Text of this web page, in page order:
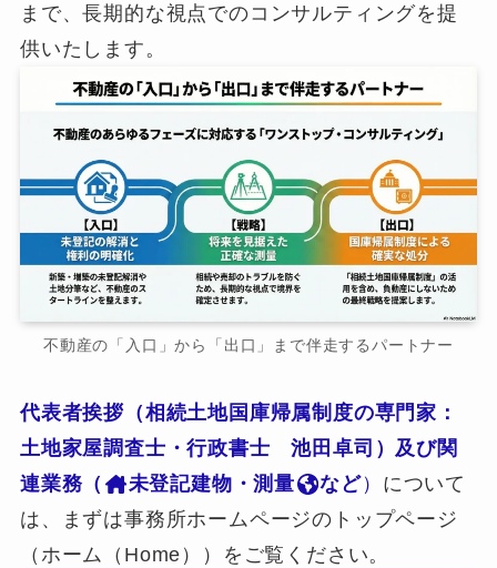
まで、長期的な視点でのコンサルティングを提
供いたします。
不動産の「入口」から「出口」まで伴走するパートナー
代表者挨拶（相続土地国庫帰属制度の専門家：
土地家屋調査士・行政書士 池田卓司）及び関
連業務（
未登記建物・測量 など） について
は、まずは事務所ホームページのトップページ
（ホーム（Home））をご覧ください。